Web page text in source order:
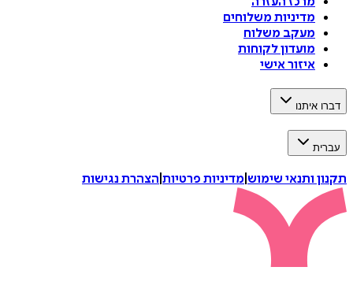
מדיניות משלוחים
מעקב משלוח
מועדון לקוחות
איזור אישי
דברו איתנו
עברית
תקנון ותנאי שימוש מדיניות פרטיות הצהרת נגישות